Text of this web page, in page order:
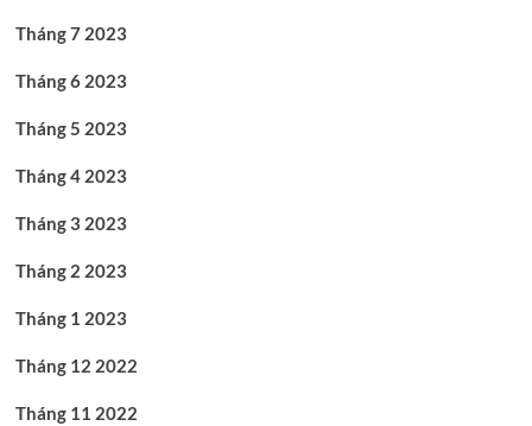
Tháng 7 2023
Tháng 6 2023
Tháng 5 2023
Tháng 4 2023
Tháng 3 2023
Tháng 2 2023
Tháng 1 2023
Tháng 12 2022
Tháng 11 2022